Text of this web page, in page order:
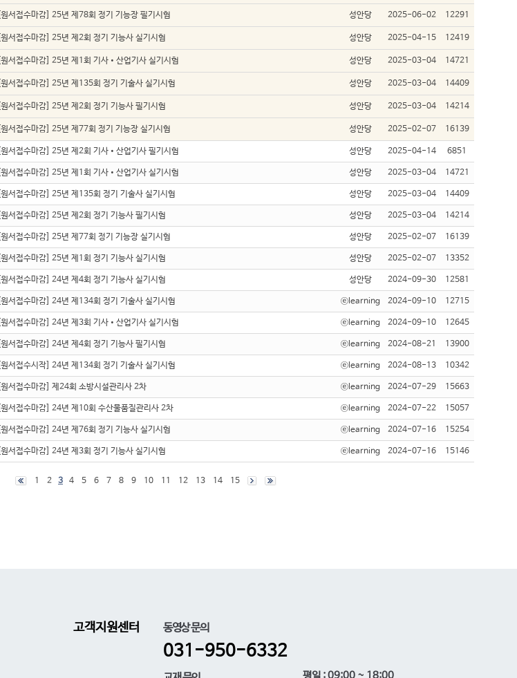
[원서접수마감] 25년 제78회 정기 기능장 필기시험 성안당 2025-06-02 12291
[원서접수마감] 25년 제2회 정기 기능사 실기시험 성안당 2025-04-15 12419
[원서접수마감] 25년 제1회 기사•산업기사 실기시험 성안당 2025-03-04 14721
[원서접수마감] 25년 제135회 정기 기술사 실기시험 성안당 2025-03-04 14409
[원서접수마감] 25년 제2회 정기 기능사 필기시험 성안당 2025-03-04 14214
[원서접수마감] 25년 제77회 정기 기능장 실기시험 성안당 2025-02-07 16139
[원서접수마감] 25년 제2회 기사•산업기사 필기시험 성안당 2025-04-14 6851
[원서접수마감] 25년 제1회 기사•산업기사 실기시험 성안당 2025-03-04 14721
[원서접수마감] 25년 제135회 정기 기술사 실기시험 성안당 2025-03-04 14409
[원서접수마감] 25년 제2회 정기 기능사 필기시험 성안당 2025-03-04 14214
[원서접수마감] 25년 제77회 정기 기능장 실기시험 성안당 2025-02-07 16139
[원서접수마감] 25년 제1회 정기 기능사 실기시험 성안당 2025-02-07 13352
[원서접수마감] 24년 제4회 정기 기능사 실기시험 성안당 2024-09-30 12581
[원서접수마감] 24년 제134회 정기 기술사 실기시험 ⓔlearning 2024-09-10 12715
[원서접수마감] 24년 제3회 기사•산업기사 실기시험 ⓔlearning 2024-09-10 12645
[원서접수마감] 24년 제4회 정기 기능사 필기시험 ⓔlearning 2024-08-21 13900
[원서접수시작] 24년 제134회 정기 기술사 실기시험 ⓔlearning 2024-08-13 10342
[원서접수마감] 제24회 소방시설관리사 2차 ⓔlearning 2024-07-29 15663
[원서접수마감] 24년 제10회 수산물품질관리사 2차 ⓔlearning 2024-07-22 15057
[원서접수마감] 24년 제76회 정기 기능사 실기시험 ⓔlearning 2024-07-16 15254
[원서접수마감] 24년 제3회 정기 기능사 실기시험 ⓔlearning 2024-07-16 15146
1 2 3 4 5 6 7 8 9 10 11 12 13 14 15
고객지원센터 동영상 문의
031-950-6332
평일 : 09:00 ~ 18:00